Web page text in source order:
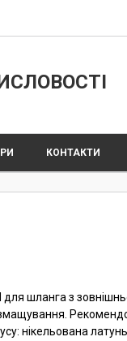
КОНТАКТИ
для шланга з
нікельована